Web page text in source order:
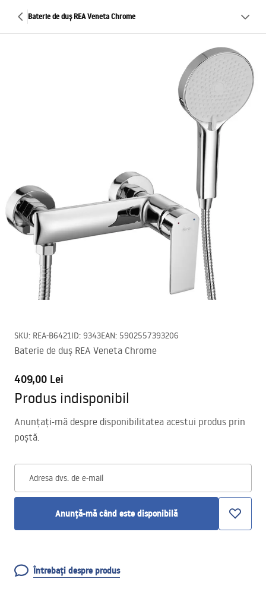
Baterie de duș REA Veneta Chrome
SKU: REA-B6421ID: 9343EAN: 5902557393206
Baterie de duș REA Veneta Chrome
409,00 Lei
Produs indisponibil
Anunțați-mă despre disponibilitatea acestui produs prin
poștă.
Adresa dvs. de e-mail
Anunță-mă când este disponibilă
Întrebați despre produs